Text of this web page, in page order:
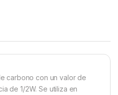
carbono con un valor de
de 1/2W. Se utiliza en